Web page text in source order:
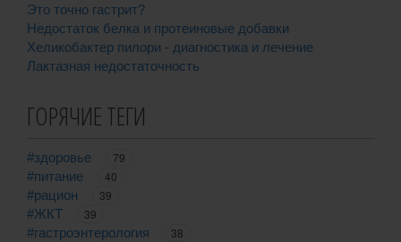
Это точно гастрит?
Недостаток белка и протеиновые добавки
Хеликобактер пилори - диагностика и лечение
Лактазная недостаточность
ГОРЯЧИЕ ТЕГИ
#здоровье
79
#питание
40
#рацион
39
#ЖКТ
39
#гастроэнтерология
38